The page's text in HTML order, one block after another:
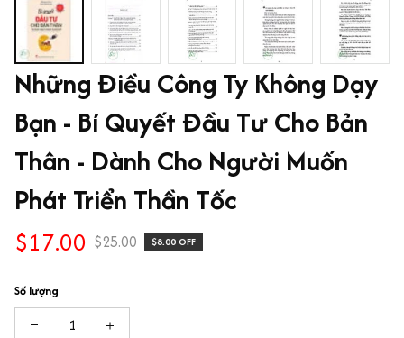
Những Điều Công Ty Không Dạy
Bạn - Bí Quyết Đầu Tư Cho Bản
Thân - Dành Cho Người Muốn
Phát Triển Thần Tốc
$17.00 $25.00 $8.00 OFF
Số lượng